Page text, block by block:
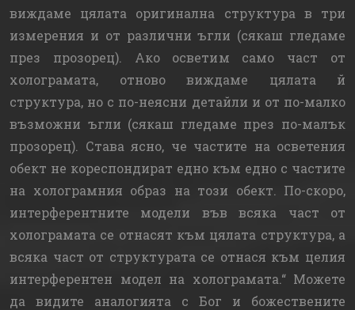
виждаме цялата оригинална структура в три
измерения и от различни ъгли (сякаш гледаме
през прозорец). Ако осветим само част от
холограмата, отново виждаме цялата й
структура, но с по-неясни детайли и от по-малко
възможни ъгли (сякаш гледаме през по-малък
прозорец). Става ясно, че частите на осветения
обект не кореспондират едно към едно с частите
на холограмния образ на този обект. По-скоро,
интерферентните модели във всяка част от
холограмата се отнасят към цялата структура, а
всяка част от структурата се отнася към целия
интерферентен модел на холограмата.“ Можете
да видите аналогията с Бог и божествените